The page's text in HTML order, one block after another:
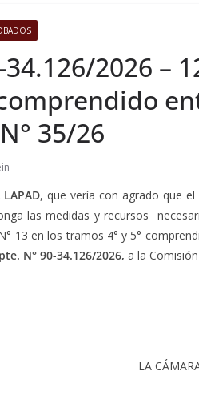
34.126/2026 –
35/26
LAPAD, que vería con agrado que
las medidas y recursos
13 en los tramos 4° y 5°
N° 90-34.126/2026, a la
LA